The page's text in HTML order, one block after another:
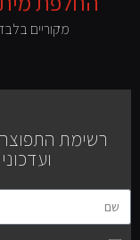
מקוריים
עוד כינור קאנון ועוד..
רשימת